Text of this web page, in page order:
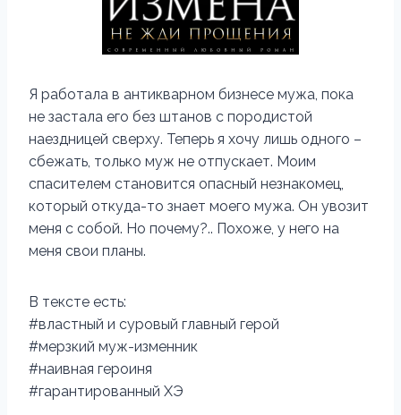
Я работала в антикварном бизнесе мужа, пока
не застала его без штанов с породистой
наездницей сверху. Теперь я хочу лишь одного –
сбежать, только муж не отпускает. Моим
спасителем становится опасный незнакомец,
который откуда-то знает моего мужа. Он увозит
меня с собой. Но почему?.. Похоже, у него на
меня свои планы.
В тексте есть:
#властный и суровый главный герой
#мерзкий муж-изменник
#наивная героиня
#гарантированный ХЭ